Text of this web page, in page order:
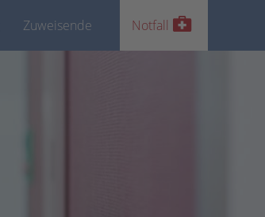
Zuweisende Notfall